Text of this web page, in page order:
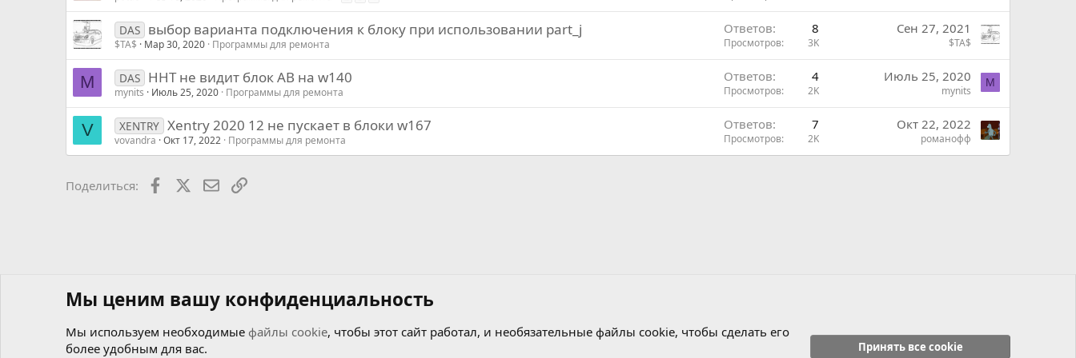
DAS выбор варианта подключения к блоку при использовании part_j
$TA$ Мар 30, 2020 Программы для ремонта
Ответов 8
Просмотров 3K
Сен 27, 2021
$TA$
M DAS HHT не видит блок AB на w140
mynits Июль 25, 2020 Программы для ремонта
Ответов 4
Просмотров 2K
Июль 25, 2020
mynits
M
V XENTRY Xentry 2020 12 не пускает в блоки w167
vovandra Окт 17, 2022 Программы для ремонта
Ответов 7
Просмотров 2K
Окт 22, 2022
романофф
Поделиться: Facebook ПочтаСсылкой
Мы ценим вашу конфиденциальность
Мы используем необходимые файлы cookie, чтобы этот сайт работал, и необязательные файлы cookie, чтобы сделать его
более удобным для вас.
Принять все cookie